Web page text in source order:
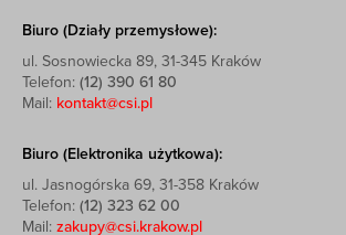
Biuro (Działy przemysłowe):
ul. Sosnowiecka 89, 31-345 Kraków
Telefon: (12) 390 61 80
Mail: kontakt@csi.pl
Biuro (Elektronika użytkowa):
ul. Jasnogórska 69, 31-358 Kraków
Telefon: (12) 323 62 00
Mail: zakupy@csi.krakow.pl